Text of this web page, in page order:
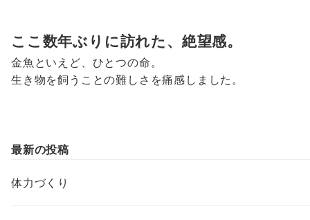
ここ数年ぶりに訪れた、絶望感。
金魚といえど、ひとつの命。
生き物を飼うことの難しさを痛感しました。
最新の投稿
体力づくり